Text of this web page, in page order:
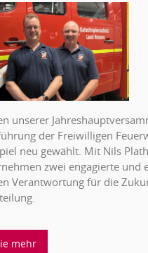
unserer
der Freiwilligen
neu gewählt. Mit Nils
zwei engagierte und
Verantwortung für die
mehr